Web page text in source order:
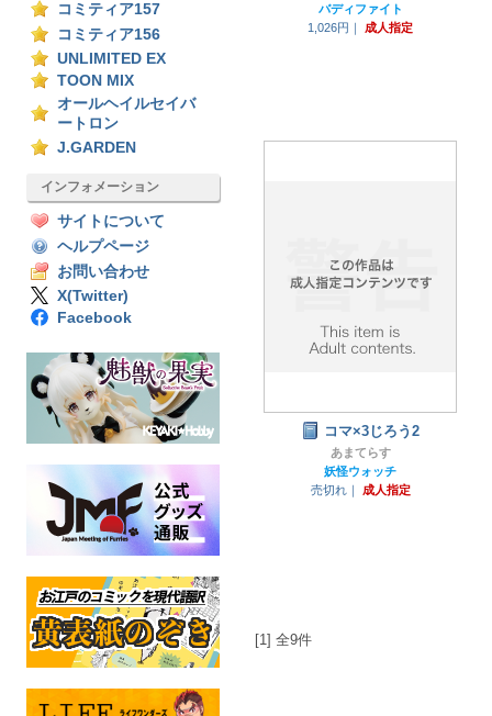
コミティア157
コミティア156
UNLIMITED EX
TOON MIX
オールヘイルセイバ
ートロン
J.GARDEN
インフォメーション
サイトについて
ヘルプページ
お問い合わせ
X(Twitter)
Facebook
バディファイト
1,026円｜
成人指定
コマ×3じろう2
あまてらす
妖怪ウォッチ
売切れ｜
成人指定
[1] 全9件